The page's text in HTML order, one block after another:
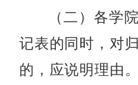
（二）各学
记表的同时，对
的，应说明理由